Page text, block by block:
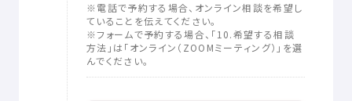
※電話で予約する 場合、オンライン相談を希望 し
ていることを伝えてください。
※フォームで予約する場合、「10.希望する相談
方法 」は「オンライン（ ZOOMミーティング）」を選
んでください。